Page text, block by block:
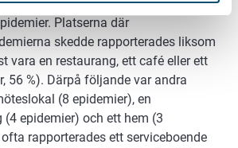
kontaminerad råvara ledde vardera till
Platserna där
skedde rapporterades liksom
vara en restaurang, ett café eller ett
56 %). Därpå följande var andra
(8 epidemier), en
(4 epidemier) och ett hem (3
rapporterades ett serviceboende